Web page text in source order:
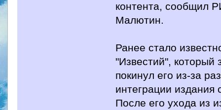
контента, сообщил
Малютин.
Ранее стало
"Известий", который
покинул его из-за
интеграции издания
После его ухода из